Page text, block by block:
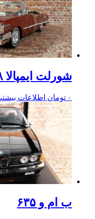
شورلت ایمپالا ۱۹۵۸
۰ تومان اطلاعات بیشتر
ب ام و ۶۳۵